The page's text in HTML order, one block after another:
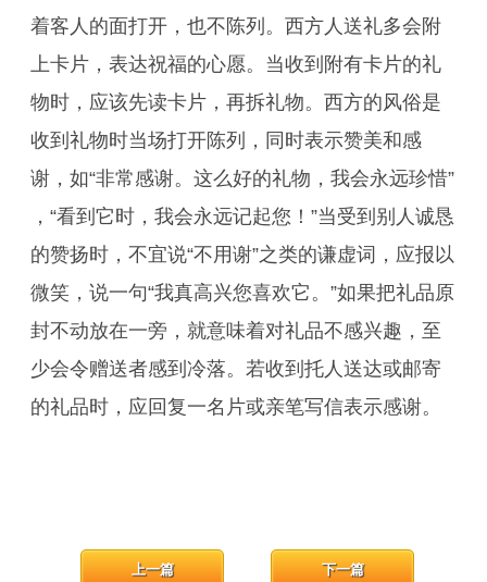
着客人的面打开，也不陈列。西方人送礼多会附
上卡片，表达祝福的心愿。当收到附有卡片的礼
物时，应该先读卡片，再拆礼物。西方的风俗是
收到礼物时当场打开陈列，同时表示赞美和感
谢，如“非常感谢。这么好的礼物，我会永远珍惜”
，“看到它时，我会永远记起您！”当受到别人诚恳
的赞扬时，不宜说“不用谢”之类的谦虚词，应报以
微笑，说一句“我真高兴您喜欢它。”如果把礼品原
封不动放在一旁，就意味着对礼品不感兴趣，至
少会令赠送者感到冷落。若收到托人送达或邮寄
的礼品时，应回复一名片或亲笔写信表示感谢。
下一篇
上一篇